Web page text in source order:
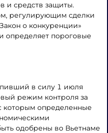
и средств защиты.
регулирующим сделки
о конкуренции»
определяет пороговые
в силу 1 июля
режим контроля за
которым определенные
одобрены во Вьетнаме